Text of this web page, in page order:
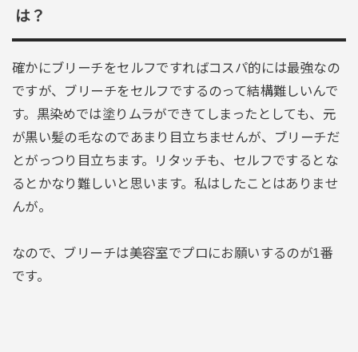
は？
確かにブリーチをセルフですればコスパ的には最強なの
ですが、ブリーチをセルフでするのって結構難しいんで
す。黒染めでは塗りムラができてしまったとしても、元
が黒い髪の毛なのであまり目立ちませんが、ブリーチだ
とがっつり目立ちます。リタッチも、セルフでするとな
るとかなり難しいと思います。私はしたことはありませ
んが。
なので、ブリーチは美容室でプロにお願いするのが1番
です。